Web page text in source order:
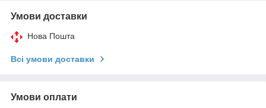
Умови доставки
Нова Пошта
Всі умови доставки
Умови оплати